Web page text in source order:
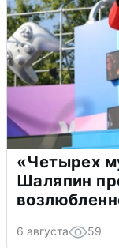
«Четырех
Шаляпин
6 августа 59